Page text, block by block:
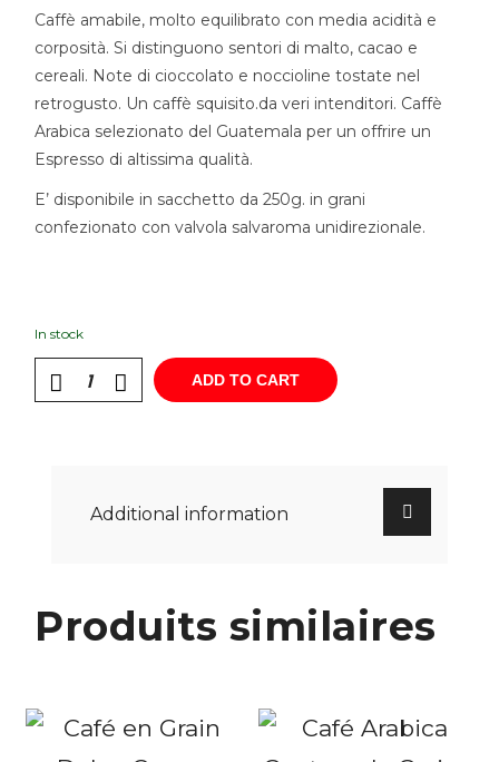
Caffè amabile, molto equilibrato con media acidità e
corposità. Si distinguono sentori di malto, cacao e
cereali. Note di cioccolato e noccioline tostate nel
retrogusto. Un caffè squisito.da veri intenditori. Caffè
Arabica selezionato del Guatemala per un offrire un
Espresso di altissima qualità.
E’ disponibile in sacchetto da 250g. in grani
confezionato con valvola salvaroma unidirezionale.
In stock
ADD TO CART
Additional information
Produits similaires